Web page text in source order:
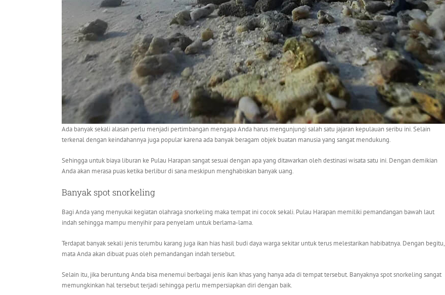
Ada banyak sekali alasan perlu menjadi pertimbangan mengapa Anda harus mengunjungi salah satu jajaran kepulauan seribu ini. Selain
terkenal dengan keindahannya juga popular karena ada banyak beragam objek buatan manusia yang sangat mendukung.
Sehingga untuk biaya liburan ke Pulau Harapan sangat sesuai dengan apa yang ditawarkan oleh destinasi wisata satu ini. Dengan demikian
Anda akan merasa puas ketika berlibur di sana meskipun menghabiskan banyak uang.
Banyak spot snorkeling
Bagi Anda yang menyukai kegiatan olahraga snorkeling maka tempat ini cocok sekali. Pulau Harapan memiliki pemandangan bawah laut
indah sehingga mampu menyihir para penyelam untuk berlama-lama.
Terdapat banyak sekali jenis terumbu karang juga ikan hias hasil budi daya warga sekitar untuk terus melestarikan habibatnya. Dengan begitu,
mata Anda akan dibuat puas oleh pemandangan indah tersebut.
Selain itu, jika beruntung Anda bisa menemui berbagai jenis ikan khas yang hanya ada di tempat tersebut. Banyaknya spot snorkeling sangat
memungkinkan hal tersebut terjadi sehingga perlu mempersiapkan diri dengan baik.